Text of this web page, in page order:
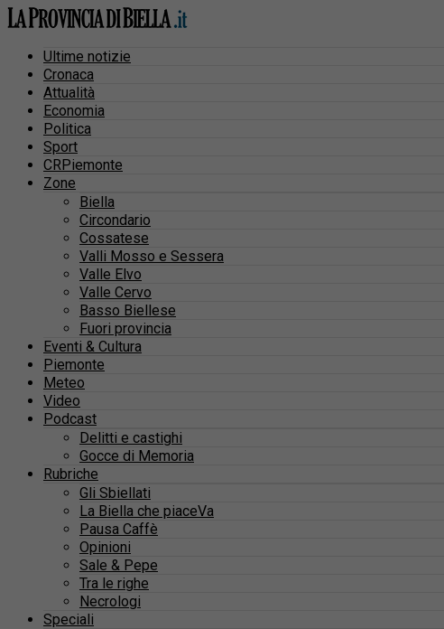
Ultime notizie
Cronaca
Attualità
Economia
Politica
Sport
CRPiemonte
Zone
Biella
Circondario
Cossatese
Valli Mosso e Sessera
Valle Elvo
Valle Cervo
Basso Biellese
Fuori provincia
Eventi & Cultura
Piemonte
Meteo
Video
Podcast
Delitti e castighi
Gocce di Memoria
Rubriche
Gli Sbiellati
La Biella che piaceVa
Pausa Caffè
Opinioni
Sale & Pepe
Tra le righe
Necrologi
Speciali